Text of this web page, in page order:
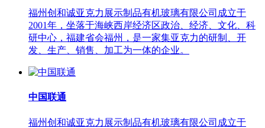
福州创和诚亚克力展示制品有机玻璃有限公司成立于
2001年，坐落于海峡西岸经济区政治、经济、文化、科
研中心，福建省会福州，是一家集亚克力的研制、开
发、生产、销售、加工为一体的企业。
中国联通
福州创和诚亚克力展示制品有机玻璃有限公司成立于